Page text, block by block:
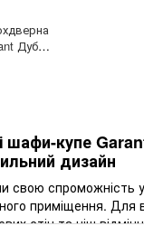
Дуб
шафи-купе
дизайн
свою спроможність
приміщення. Для